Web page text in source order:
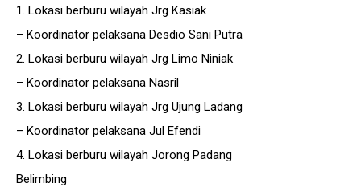
1. Lokasi berburu wilayah Jrg Kasiak
– Koordinator pelaksana Desdio Sani Putra
2. Lokasi berburu wilayah Jrg Limo Niniak
– Koordinator pelaksana Nasril
3. Lokasi berburu wilayah Jrg Ujung Ladang
– Koordinator pelaksana Jul Efendi
4. Lokasi berburu wilayah Jorong Padang
Belimbing